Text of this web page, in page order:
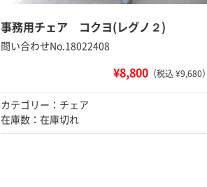
事務用チェア コクヨ(レグノ２)
問い合わせNo.18022408
¥8,800 （税込 ¥9,680）
カテゴリー：チェア
在庫数：在庫切れ